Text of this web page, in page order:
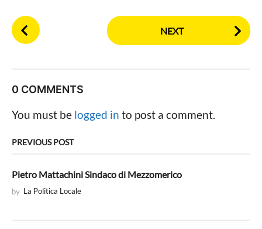
P
o
P
a
g
n
t
i
NEXT
0 COMMENTS
You must be logged in to post a comment.
PREVIOUS POST
Pietro Mattachini Sindaco di Mezzomerico
by La Politica Locale